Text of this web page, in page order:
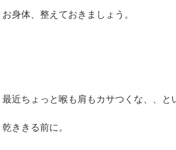
お身体、整えておきましょう。
最近ちょっと喉も肩もカサつくな、、と
乾ききる前に。